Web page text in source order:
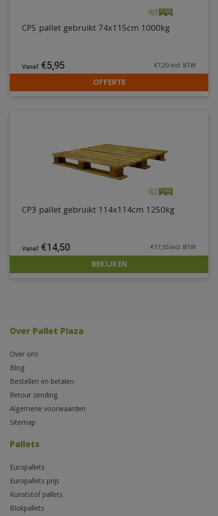
DETAILS
CP5 pallet gebruikt 74x115cm 1000kg
€5,95 €7,20 incl. BTW
OFFERTE
DETAILS
CP3 pallet gebruikt 114x114cm 1250kg
€14,50 €17,55 incl. BTW
BEKIJKEN
Over Pallet Plaza
Over ons
Blog
Bestellen en betalen
Retour zending
Algemene voorwaarden
Sitemap
Pallets
Europallets
Europallets prijs
Kunststof pallets
Blokpallets